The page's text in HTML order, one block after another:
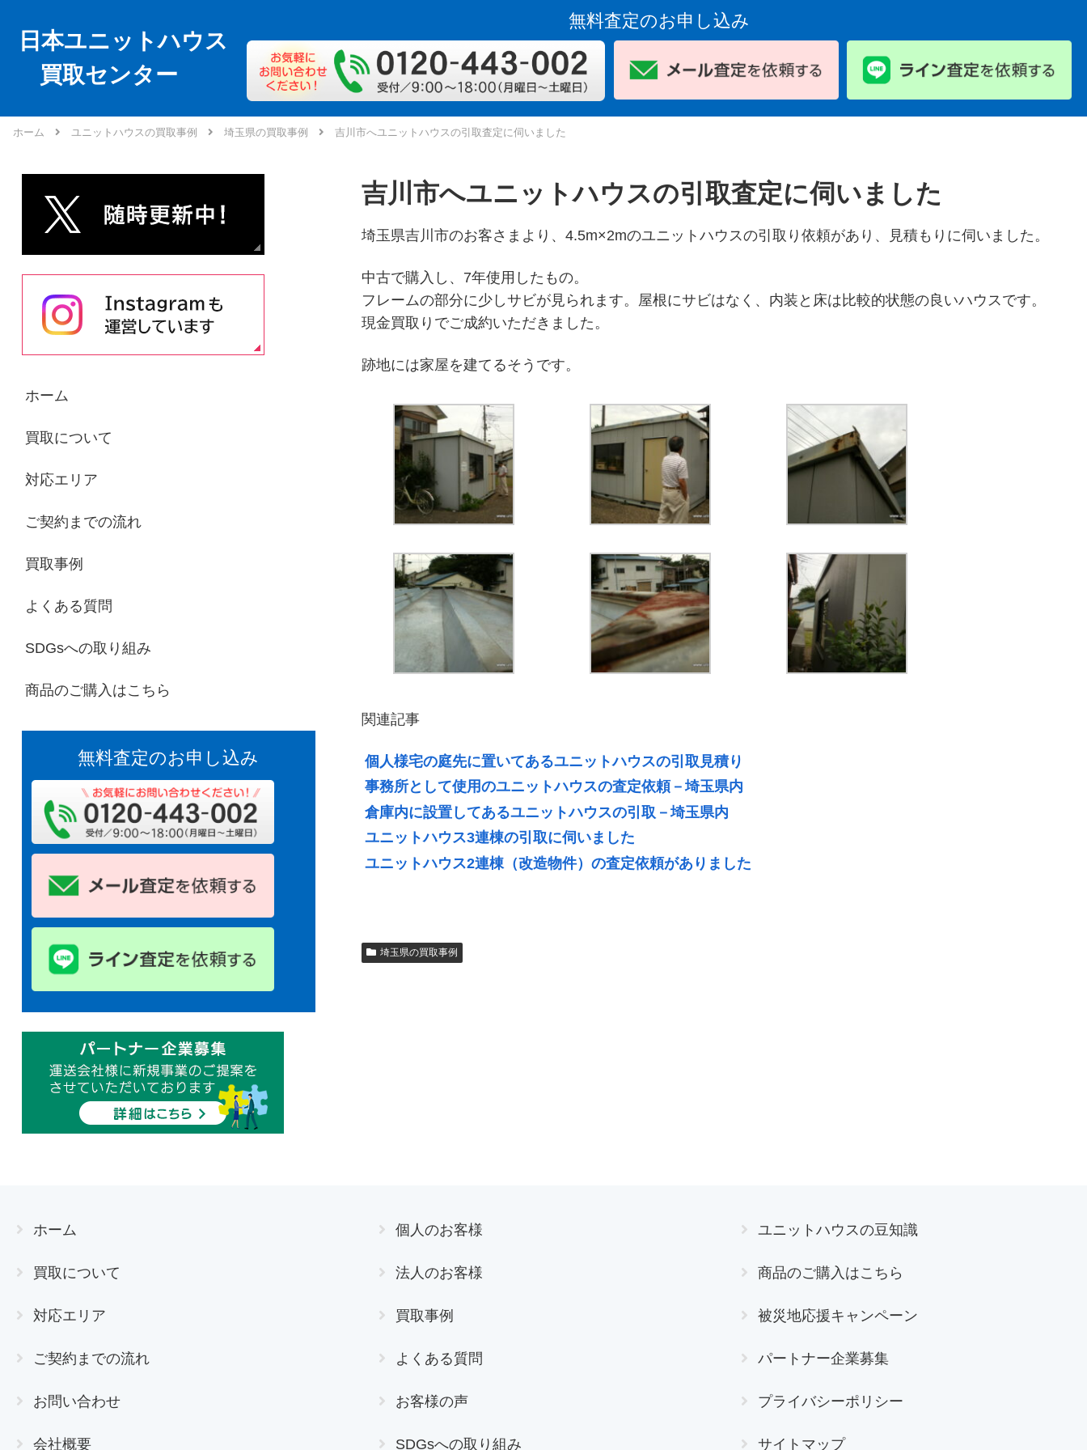
日本ユニットハウス
買取センター
無料査定のお申し込み
ホーム ユニットハウスの買取事例 埼玉県の買取事例 吉川市へユニットハウスの引取査定に伺いました
吉川市へユニットハウスの引取査定に伺いました
埼玉県吉川市のお客さまより、4.5m×2mのユニットハウスの引取り依頼があり、見積もりに伺いました。
中古で購入し、7年使用したもの。
フレームの部分に少しサビが見られます。屋根にサビはなく、内装と床は比較的状態の良いハウスです。
現金買取りでご成約いただきました。
跡地には家屋を建てるそうです。
関連記事
個人様宅の庭先に置いてあるユニットハウスの引取見積り
事務所として使用のユニットハウスの査定依頼－埼玉県内
倉庫内に設置してあるユニットハウスの引取－埼玉県内
ユニットハウス3連棟の引取に伺いました
ユニットハウス2連棟（改造物件）の査定依頼がありました
埼玉県の買取事例
ホーム
買取について
対応エリア
ご契約までの流れ
買取事例
よくある質問
SDGsへの取り組み
商品のご購入はこちら
無料査定のお申し込み
ホーム
買取について
対応エリア
ご契約までの流れ
お問い合わせ
会社概要
個人のお客様
法人のお客様
買取事例
よくある質問
お客様の声
SDGsへの取り組み
ユニットハウスの豆知識
商品のご購入はこちら
被災地応援キャンペーン
パートナー企業募集
プライバシーポリシー
サイトマップ